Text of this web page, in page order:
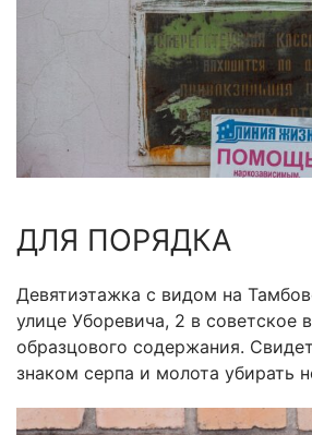
ДЛЯ ПОРЯДКА
Девятиэтажка с видом на
улице Уборевича, 2 в советское
образцового содержания.
знаком серпа и молота убирать